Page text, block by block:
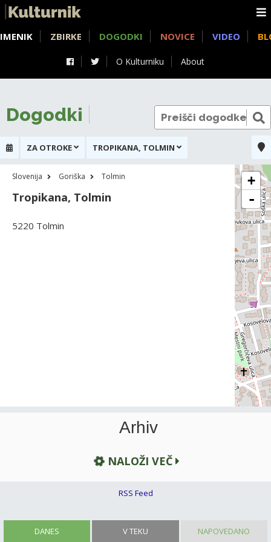
O Kulturniku About
IMENIK ZBIRKE DOGODKI NOVICE VIDEO
DANES V TEKU NAPOVEDANO
Dogodki
ZA OTROKE TROPIKANA, TOLMIN
Slovenija Goriška Tolmin
Tropikana, Tolmin
5220 Tolmin
+
-
Arhiv
NALOŽI VEČ
RSS Feed